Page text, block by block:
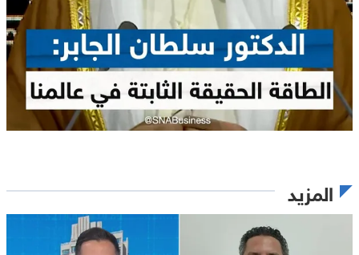
المزيد